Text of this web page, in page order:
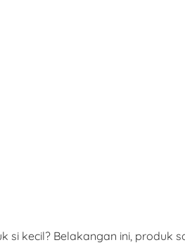
kecil? Belakangan ini, produk